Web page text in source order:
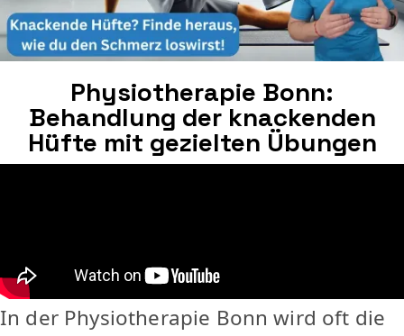
Physiotherapie Bonn:
Behandlung der knackenden
Hüfte mit gezielten Übungen
In der Physiotherapie Bonn wird oft die